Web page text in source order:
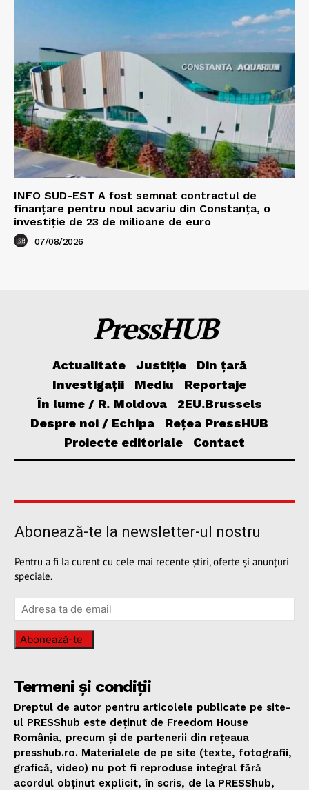
INFO SUD-EST A fost semnat contractul de
finanțare pentru noul acvariu din Constanța, o
investiție de 23 de milioane de euro
07/08/2026
PressHUB
Actualitate Justiție
Din țară
Investigații
Mediu
Reportaje
În lume / R. Moldova
2EU.Brussels
Despre noi / Echipa
Rețea PressHUB
Proiecte editoriale
Contact
Abonează-te la newsletter-ul nostru
Pentru a fi la curent cu cele mai recente știri, oferte și anunțuri
speciale.
Abonează-te
Termeni și condiții
Dreptul de autor pentru articolele publicate pe site-
ul PRESShub este deținut de Freedom House
România, precum și de partenerii din rețeaua
presshub.ro. Materialele de pe site (texte, fotografii,
grafică, video) nu pot fi reproduse integral fără
acordul obținut explicit, în scris, de la PRESShub,